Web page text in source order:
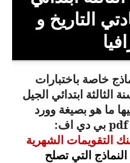
السنة الثانية ابتدائي
السنة الثالثة ابتدائي
السنة الرابعة ابتدائي
السنة الخامسة ابتدائي
شهادة التعليم الابتدائي
تزيين القسم
التاريخ و
خاصة باختبارات
الثالثة ابتدائي الجيل
ما هو بصيغة وورد
pdf بي دي اف:
التقويمات الشهرية
التي تصلح